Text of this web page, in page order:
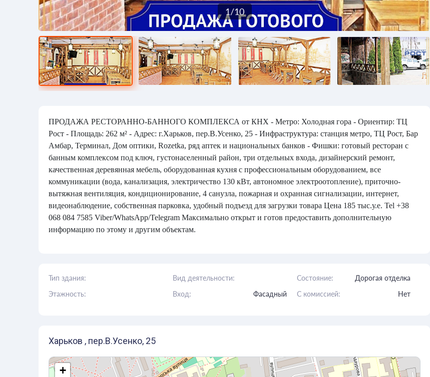
1/10
ПРОДАЖА РЕСТОРАННО-БАННОГО КОМПЛЕКСА от КНХ - Метро: Холодная гора - Ориентир: ТЦ
Рост - Площадь: 262 м² - Адрес: г.Харьков, пер.В.Усенко, 25 - Инфраструктура: станция метро, ТЦ Рост, Бар
Амбар, Терминал, Дом оптики, Rozetka, ряд аптек и национальных банков - Фишки: готовый ресторан с
банным комплексом под ключ, густонаселенный район, три отдельных входа, дизайнерский ремонт,
качественная деревянная мебель, оборудованная кухня с профессиональным оборудованием, все
коммуникации (вода, канализация, электричество 130 кВт, автономное электроотопление), приточно-
вытяжная вентиляция, кондиционирование, 4 санузла, пожарная и охранная сигнализации, интернет,
видеонаблюдение, собственная парковка, удобный подъезд для загрузки товара Цена 185 тыс.у.е. Tel +38
068 084 7585 Viber/WhatsApp/Telegram Максимально открыт и готов предоставить дополнительную
информацию по этому и другим объектам.
Тип здания: Вид деятельности: Состояние:
Дорогая отделка
Этажность:
Вход: Фасадный C комиссией: Нет
Харьков , пер.В.Усенко, 25
+